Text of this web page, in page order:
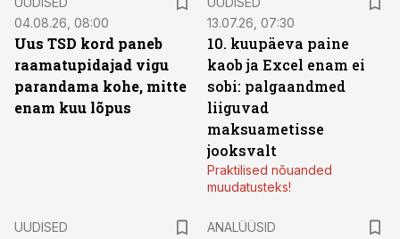
04.08.26, 08:00
Uus TSD kord paneb
raamatupidajad vigu
parandama kohe, mitte
enam kuu lõpus
13.07.26, 07:30
10. kuupäeva paine
kaob ja Excel enam ei
sobi: palgaandmed
liiguvad
maksuametisse
jooksvalt
Praktilised nõuanded
muudatusteks!
UUDISED
ANALÜÜSID